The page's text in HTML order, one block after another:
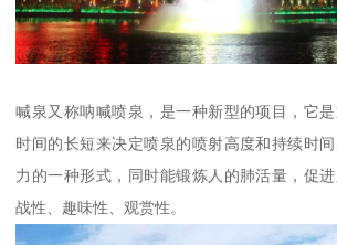
喊泉又称呐喊喷泉，是一种新型的项目，它是
时间的长短来决定喷泉的喷射高度和持续时
力的一种形式，同时能锻炼人的肺活量，促
战性、趣味性、观赏性。